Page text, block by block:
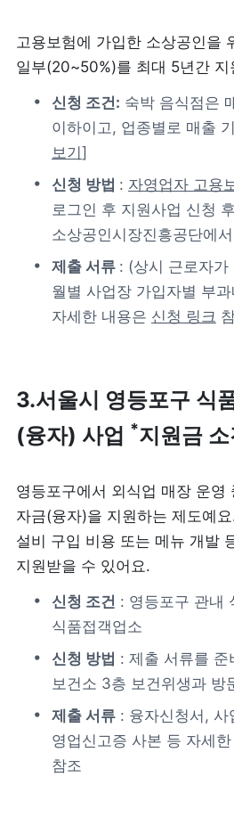
제품 도입 문의
사용 중 기능 문의
사업 제휴 문의
포스 무료 다운로드
고용보험에 가입한 소상공인을
일부(20~50%)를 최대 5년간 지
신청 조건: 숙박 음식점은
이하이고, 업종별로 매출
보기]
신청 방법 : 자영업자 고용
로그인 후 지원사업 신청
소상공인시장진흥공단에
제출 서류 : (상시 근로자가
월별 사업장 가입자별 부
자세한 내용은 신청 링크
3.서울시 영등포구 식
(융자) 사업 *지원금 소
영등포구에서 외식업 매장 운영
자금(융자)을 지원하는 제도예
설비 구입 비용 또는 메뉴 개발
지원받을 수 있어요.
신청 조건 : 영등포구 관내
식품접객업소
신청 방법 : 제출 서류를 준
보건소 3층 보건위생과 방
제출 서류 : 융자신청서, 사
영업신고증 사본 등 자세
참조